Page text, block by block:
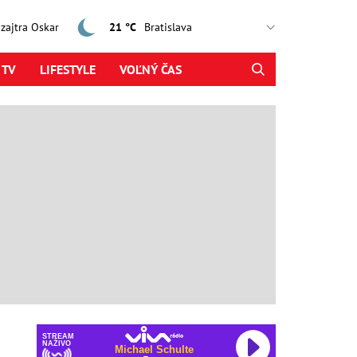
Oskar 21 °C
LIFESTYLE VOĽNÝ ČAS
STREAM
NAŽIVO
Michael Schulte